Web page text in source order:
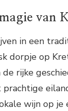
van
in een
dorpje op
rijke
wijn op je